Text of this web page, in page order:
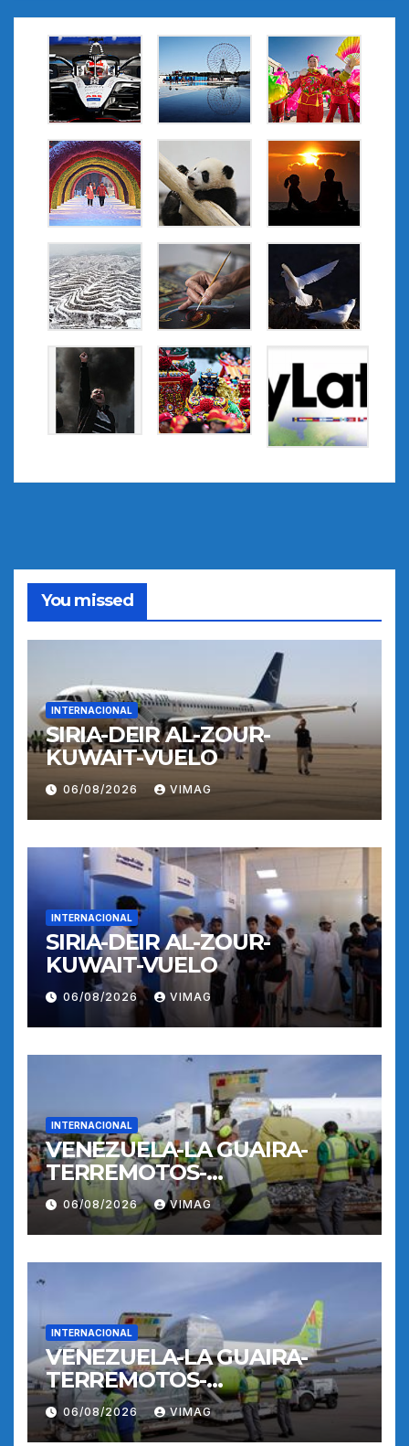
You missed
INTERNACIONAL
SIRIA-DEIR AL-ZOUR-
KUWAIT-VUELO
06/08/2026 VIMAG
INTERNACIONAL
SIRIA-DEIR AL-ZOUR-
KUWAIT-VUELO
06/08/2026 VIMAG
INTERNACIONAL
VENEZUELA-LA GUAIRA-
TERREMOTOS-
OPERACIONES AEREAS
06/08/2026 VIMAG
INTERNACIONAL
VENEZUELA-LA GUAIRA-
TERREMOTOS-
OPERACIONES AEREAS
06/08/2026 VIMAG